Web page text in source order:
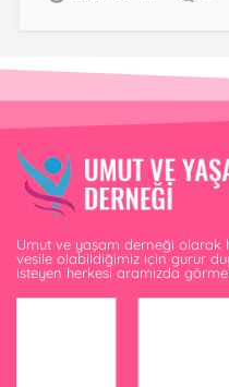
Umut ve yaşam derneği olarak
vesile olabildiğimiz için gurur
isteyen herkesi aramızda